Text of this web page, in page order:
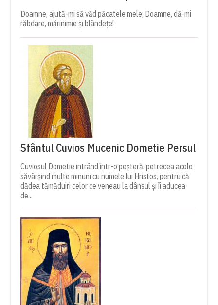
Doamne, ajută-mi să văd păcatele mele; Doamne, dă-mi
răbdare, mărinimie şi blândeţe!
Sfântul Cuvios Mucenic Dometie Persul
Cuviosul Dometie intrând într-o peșteră, petrecea acolo
săvârșind multe minuni cu numele lui Hristos, pentru că
dădea tămăduiri celor ce veneau la dânsul și îi aducea
de...